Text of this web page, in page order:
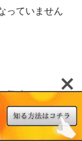
っていません
興味があるも